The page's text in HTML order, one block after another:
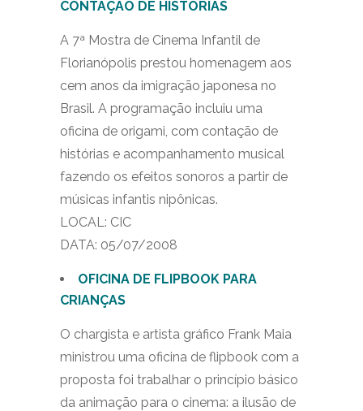
CONTAÇÃO DE HISTÓRIAS
A 7ª Mostra de Cinema Infantil de
Florianópolis prestou homenagem aos
cem anos da imigração japonesa no
Brasil. A programação incluiu uma
oficina de origami, com contação de
histórias e acompanhamento musical
fazendo os efeitos sonoros a partir de
músicas infantis nipônicas.
LOCAL: CIC
DATA: 05/07/2008
OFICINA DE FLIPBOOK PARA
CRIANÇAS
O chargista e artista gráfico Frank Maia
ministrou uma oficina de flipbook com a
proposta foi trabalhar o princípio básico
da animação para o cinema: a ilusão de